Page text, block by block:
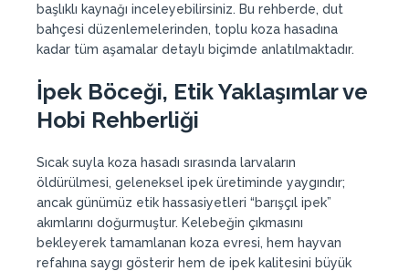
başlıklı kaynağı inceleyebilirsiniz. Bu rehberde, dut
bahçesi düzenlemelerinden, toplu koza hasadına
kadar tüm aşamalar detaylı biçimde anlatılmaktadır.
İpek Böceği, Etik Yaklaşımlar ve
Hobi Rehberliği
Sıcak suyla koza hasadı sırasında larvaların
öldürülmesi, geleneksel ipek üretiminde yaygındır;
ancak günümüz etik hassasiyetleri “barışçıl ipek”
akımlarını doğurmuştur. Kelebeğin çıkmasını
bekleyerek tamamlanan koza evresi, hem hayvan
refahına saygı gösterir hem de ipek kalitesini büyük